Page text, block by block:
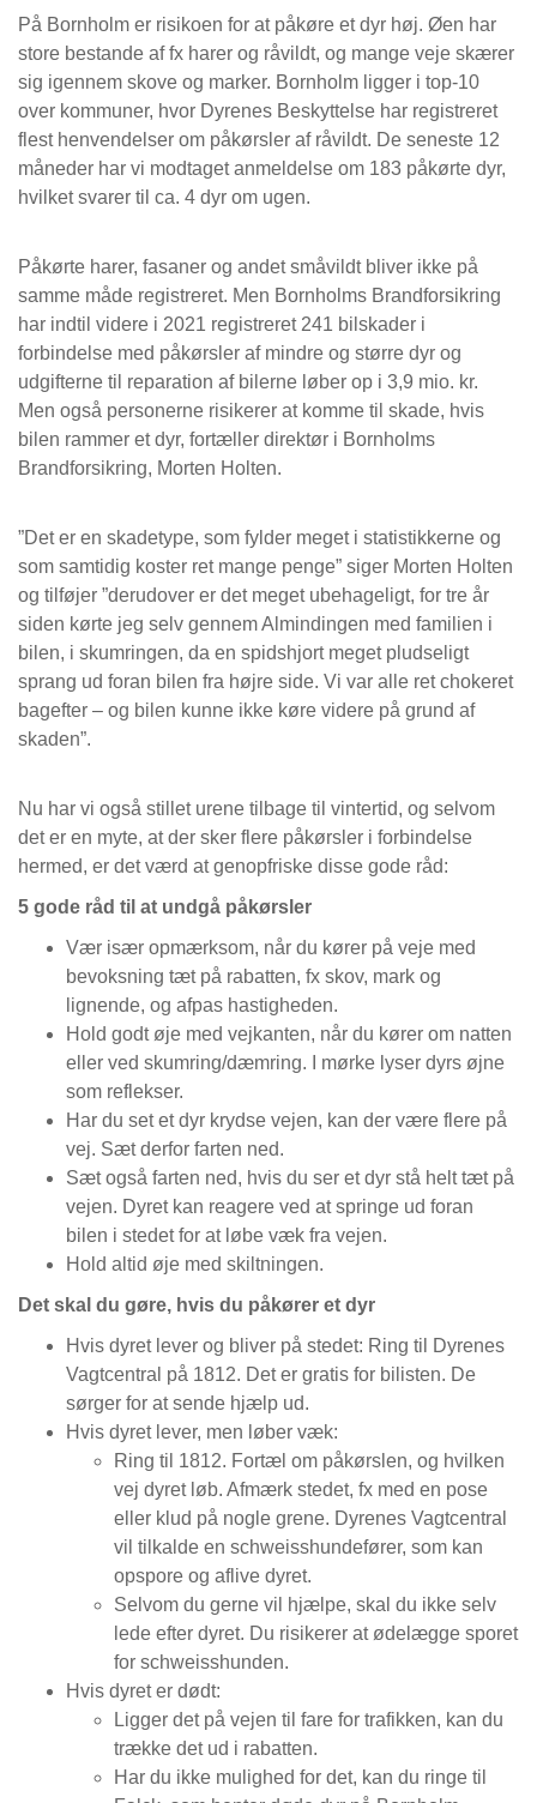
På Bornholm er risikoen for at påkøre et dyr høj. Øen har
store bestande af fx harer og råvildt, og mange veje skærer
sig igennem skove og marker. Bornholm ligger i top-10
over kommuner, hvor Dyrenes Beskyttelse har registreret
flest henvendelser om påkørsler af råvildt. De seneste 12
måneder har vi modtaget anmeldelse om 183 påkørte dyr,
hvilket svarer til ca. 4 dyr om ugen.
Påkørte harer, fasaner og andet småvildt bliver ikke på
samme måde registreret. Men Bornholms Brandforsikring
har indtil videre i 2021 registreret 241 bilskader i
forbindelse med påkørsler af mindre og større dyr og
udgifterne til reparation af bilerne løber op i 3,9 mio. kr.
Men også personerne risikerer at komme til skade, hvis
bilen rammer et dyr, fortæller direktør i Bornholms
Brandforsikring, Morten Holten.
”Det er en skadetype, som fylder meget i statistikkerne og
som samtidig koster ret mange penge” siger Morten Holten
og tilføjer ”derudover er det meget ubehageligt, for tre år
siden kørte jeg selv gennem Almindingen med familien i
bilen, i skumringen, da en spidshjort meget pludseligt
sprang ud foran bilen fra højre side. Vi var alle ret chokeret
bagefter – og bilen kunne ikke køre videre på grund af
skaden”.
Nu har vi også stillet urene tilbage til vintertid, og selvom
det er en myte, at der sker flere påkørsler i forbindelse
hermed, er det værd at genopfriske disse gode råd:
5 gode råd til at undgå påkørsler
Vær især opmærksom, når du kører på veje med
bevoksning tæt på rabatten, fx skov, mark og
lignende, og afpas hastigheden.
Hold godt øje med vejkanten, når du kører om natten
eller ved skumring/dæmring. I mørke lyser dyrs øjne
som reflekser.
Har du set et dyr krydse vejen, kan der være flere på
vej. Sæt derfor farten ned.
Sæt også farten ned, hvis du ser et dyr stå helt tæt på
vejen. Dyret kan reagere ved at springe ud foran
bilen i stedet for at løbe væk fra vejen.
Hold altid øje med skiltningen.
Det skal du gøre, hvis du påkører et dyr
Hvis dyret lever og bliver på stedet: Ring til Dyrenes
Vagtcentral på 1812. Det er gratis for bilisten. De
sørger for at sende hjælp ud.
Hvis dyret lever, men løber væk:
Ring til 1812. Fortæl om påkørslen, og hvilken
vej dyret løb. Afmærk stedet, fx med en pose
eller klud på nogle grene. Dyrenes Vagtcentral
vil tilkalde en schweisshundefører, som kan
opspore og aflive dyret.
Selvom du gerne vil hjælpe, skal du ikke selv
lede efter dyret. Du risikerer at ødelægge sporet
for schweisshunden.
Hvis dyret er dødt:
Ligger det på vejen til fare for trafikken, kan du
trække det ud i rabatten.
Har du ikke mulighed for det, kan du ringe til